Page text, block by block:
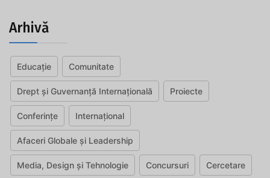
Arhivă
Educație Comunitate
Drept și Guvernanță Internațională Proiecte
Conferințe Internațional
Afaceri Globale și Leadership
Media, Design și Tehnologie Concursuri Cercetare